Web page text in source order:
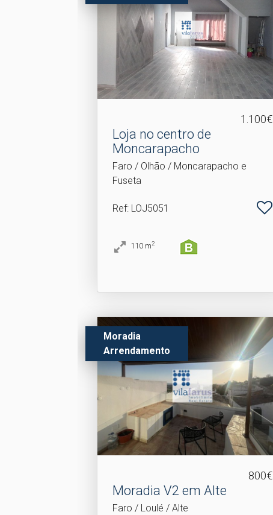
1.100€
Loja no centro de
Moncarapacho
Faro / Olhão / Moncarapacho e
Fuseta
Ref: LOJ5051
110 m2
Moradia
Arrendamento
800€
Moradia V2 em Alte
Faro / Loulé / Alte